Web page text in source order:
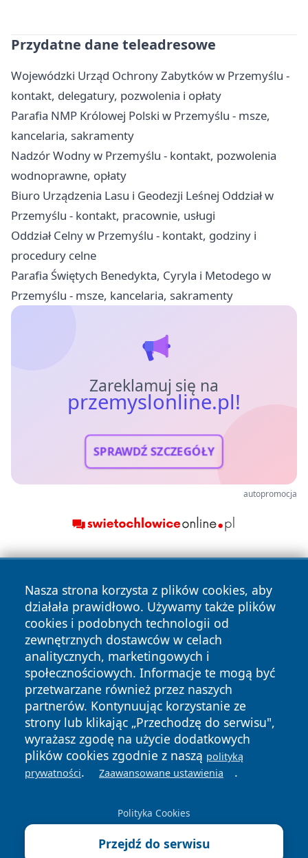
Przydatne dane teleadresowe
Wojewódzki Urząd Ochrony Zabytków w Przemyślu -
kontakt, delegatury, pozwolenia i opłaty
Parafia NMP Królowej Polski w Przemyślu - msze,
kancelaria, sakramenty
Nadzór Wodny w Przemyślu - kontakt, pozwolenia
wodnoprawne, opłaty
Biuro Urządzenia Lasu i Geodezji Leśnej Oddział w
Przemyślu - kontakt, pracownie, usługi
Oddział Celny w Przemyślu - kontakt, godziny i
procedury celne
Parafia Świętych Benedykta, Cyryla i Metodego w
Przemyślu - msze, kancelaria, sakramenty
Zareklamuj się na
przemyslonline.pl!
SPRAWDŹ SZCZEGÓŁY
autopromocja
Nasza strona korzysta z plików cookies, aby
działała prawidłowo. Używamy także plików
cookies i podobnych technologii od
zewnętrznych dostawców w celach
analitycznych, marketingowych i
społecznościowych. Informacje te mogą być
przetwarzane również przez naszych
partnerów. Kontynuując korzystanie ze
strony lub klikając „Przechodzę do serwisu",
wyrażasz zgodę na użycie dodatkowych
plików cookies zgodnie z naszą polityką
prywatności. Zaawansowane ustawienia .
Polityka Cookies
Przejdź do serwisu
Copyright © 2026 przemyslonline.pl Wszystkie prawa
zastrzeżone.
News Autorzy
Polityka
Prywatności
Polityka
Cookies